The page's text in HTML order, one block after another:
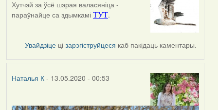
In
reply
Наталья
К
Хутчэй за ўсё шэрая валасяніца -
параўнайце са здымкамі ТУТ.
Увайдзіце цізарэгіструйцеся каб пакідаць каментары.
Наталья К- 13.05.2020 - 00:53